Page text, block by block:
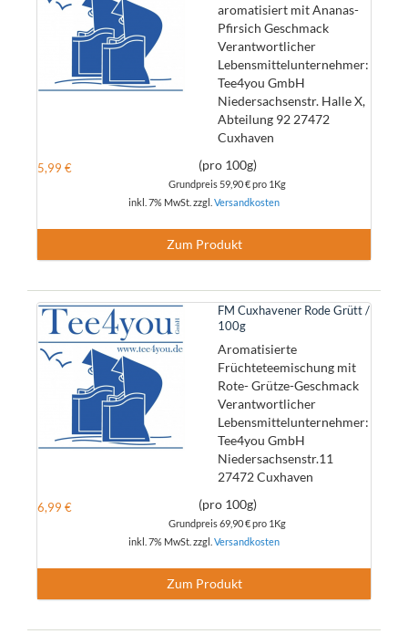
aromatisiert mit Ananas-
Pfirsich Geschmack
Verantwortlicher
Lebensmittelunternehmer:
Tee4you GmbH
Niedersachsenstr. Halle X,
Abteilung 92 27472
Cuxhaven
5,99 € (pro 100g)
Grundpreis 59,90 €pro 1Kg
inkl. 7% MwSt. zzgl. Versandkosten
Zum Produkt
FM Cuxhavener Rode Grütt /
100g
Aromatisierte
Früchteteemischung mit
Rote- Grütze-Geschmack
Verantwortlicher
Lebensmittelunternehmer:
Tee4you GmbH
Niedersachsenstr.11
27472 Cuxhaven
6,99 € (pro 100g)
Grundpreis69,90 €pro 1Kg
inkl. 7% MwSt. zzgl. Versandkosten
Zum Produkt